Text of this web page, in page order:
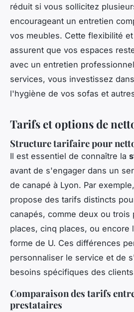
réduit si vous sollicitez
encourageant un entretien
vos meubles. Cette flexibilité
assurent que vos espaces
avec un entretien
services, vous investissez
l'hygiène de vos sofas et
Tarifs et options de
Structure tarifaire pour
Il est essentiel de connaître la
avant de s'engager dans un
de canapé à Lyon. Par
propose des tarifs distincts
canapés, comme deux ou trois
places, cinq places, ou encore
forme de U. Ces différences
personnaliser le service et de
besoins spécifiques des
Comparaison des tarifs
prestataires